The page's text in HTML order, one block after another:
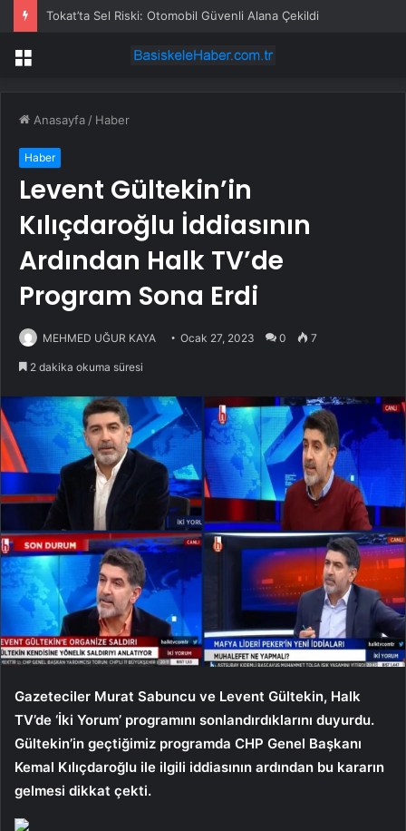
Tokat’ta Sel Riski: Otomobil Güvenli Alana Çekildi
Menü
Anasayfa / Haber
Haber
Levent Gültekin’in
Kılıçdaroğlu İddiasının
Ardından Halk TV’de
Program Sona Erdi
MEHMED UĞUR KAYA Ocak 27, 2023 0 7
2 dakika okuma süresi
Gazeteciler Murat Sabuncu ve Levent Gültekin, Halk
TV’de ‘İki Yorum’ programını sonlandırdıklarını duyurdu.
Gültekin’in geçtiğimiz programda CHP Genel Başkanı
Kemal Kılıçdaroğlu ile ilgili iddiasının ardından bu kararın
gelmesi dikkat çekti.